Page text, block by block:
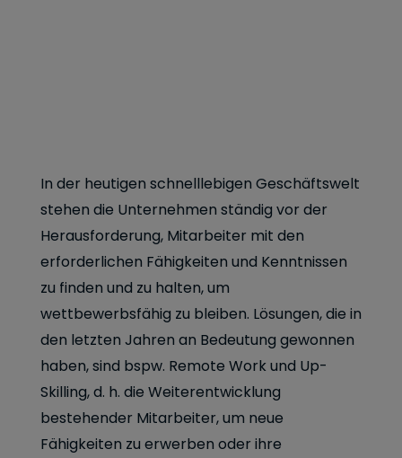
In der heutigen schnelllebigen Geschäftswelt
stehen die Unternehmen ständig vor der
Herausforderung, Mitarbeiter mit den
erforderlichen Fähigkeiten und Kenntnissen
zu finden und zu halten, um
wettbewerbsfähig zu bleiben. Lösungen, die in
den letzten Jahren an Bedeutung gewonnen
haben, sind bspw. Remote Work und Up-
Skilling, d. h. die Weiterentwicklung
bestehender Mitarbeiter, um neue
Fähigkeiten zu erwerben oder ihre